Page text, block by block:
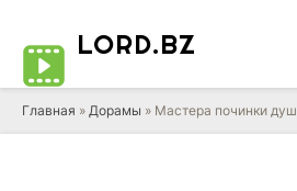
LORD.BZ
Главная » Дорамы » Мастера починки душ